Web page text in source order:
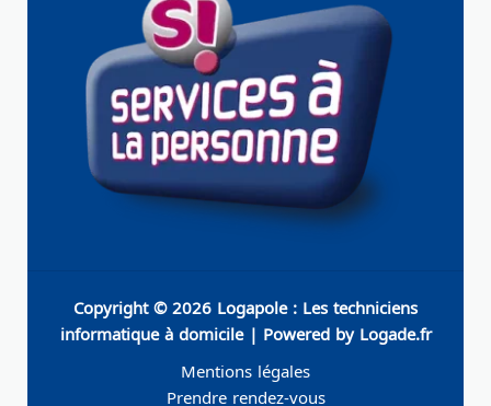
Copyright © 2026 Logapole : Les techniciens
informatique à domicile | Powered by Logade.fr
Mentions légales
Prendre rendez-vous